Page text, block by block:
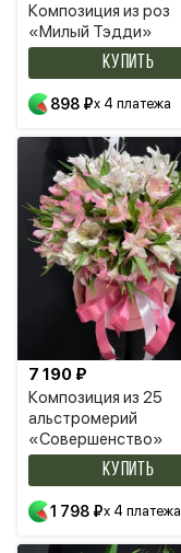
Композиция из роз
«Милый Тэдди»
КУПИТЬ
898 ₽x 4 платежа
Композиция из 25
альстромерий
«Совершенство»
7 190 ₽
КУПИТЬ
1 798 ₽x 4 платежа